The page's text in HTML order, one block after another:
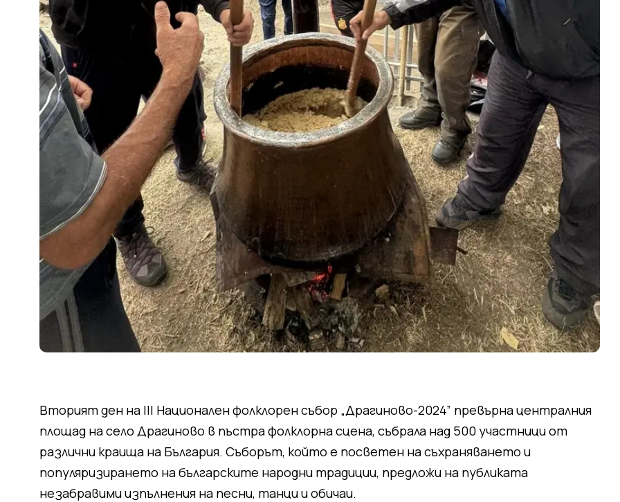
Вторият ден на III Национален фолклорен събор „Драгиново-2024” превърна централния
площад на село Драгиново в пъстра фолклорна сцена, събрала над 500 участници от
различни краища на България. Съборът, който е посветен на съхраняването и
популяризирането на българските народни традиции, предложи на публиката
незабравими изпълнения на песни, танци и обичаи.